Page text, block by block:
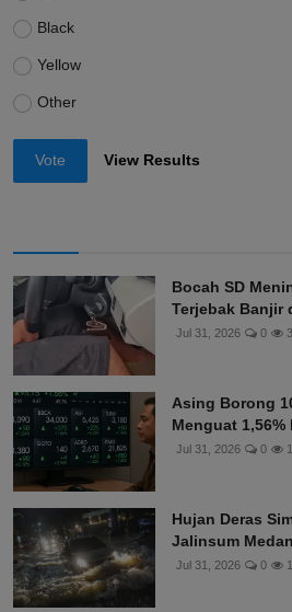
Black
Yellow
Other
Vote View Results
Bocah SD
Terjebak Banjir
Jul 31, 2026 0
Asing Borong
Menguat 1,56%
Jul 31, 2026 0
Hujan Deras
Jalinsum
Jul 31, 2026 0